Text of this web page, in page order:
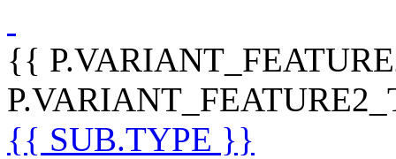
{{
{{ SUB.TYPE }}